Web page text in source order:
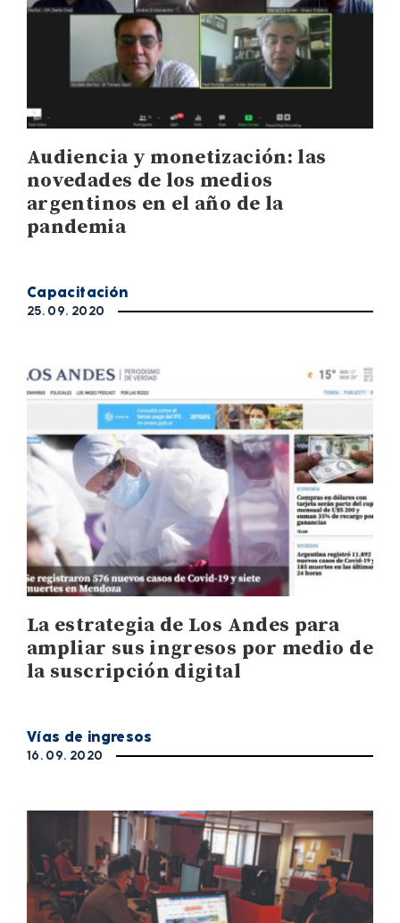
Audiencia y monetización: las
novedades de los medios
argentinos en el año de la
pandemia
Capacitación
25. 09. 2020
La estrategia de Los Andes para
ampliar sus ingresos por medio de
la suscripción digital
Vías de ingresos
16. 09. 2020